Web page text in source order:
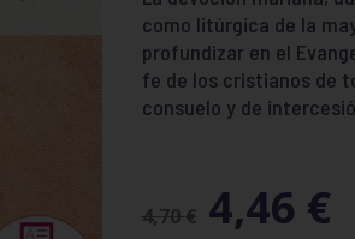
como litúrgica de la
profundizar en el
fe de los cristianos de
consuelo y de
4,70€ 4,46 €